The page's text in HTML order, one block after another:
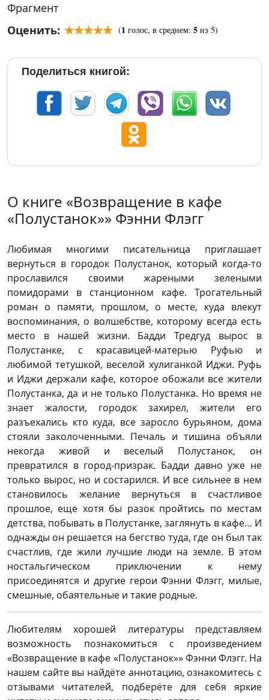
Фрагмент
Оценить:
(1 голос, в среднем: 5 из 5)
Поделиться книгой:
О книге «Возвращение в кафе
«Полустанок»» Фэнни Флэгг
Любимая многими писательница приглашает
вернуться в городок Полустанок, который когда-то
прославился своими жареными зелеными
помидорами в станционном кафе. Трогательный
роман о памяти, прошлом, о месте, куда влекут
воспоминания, о волшебстве, которому всегда есть
место в нашей жизни. Бадди Тредгуд вырос в
Полустанке, с красавицей-матерью Руфью и
любимой тетушкой, веселой хулиганкой Иджи. Руфь
и Иджи держали кафе, которое обожали все жители
Полустанка, да и не только Полустанка. Но время не
знает жалости, городок захирел, жители его
разъехались кто куда, все заросло бурьяном, дома
стояли заколоченными. Печаль и тишина объяли
некогда живой и веселый Полустанок, он
превратился в город-призрак. Бадди давно уже не
только вырос, но и состарился. И все сильнее в нем
становилось желание вернуться в счастливое
прошлое, еще хотя бы разок пройтись по местам
детства, побывать в Полустанке, заглянуть в кафе… И
однажды он решается на бегство туда, где он был так
счастлив, где жили лучшие люди на земле. В этом
ностальгическом приключении к нему
присоединятся и другие герои Фэнни Флэгг, милые,
смешные, обаятельные и такие родные.
Любителям хорошей литературы представляем
возможность познакомиться с произведением
«Возвращение в кафе «Полустанок»» Фэнни Флэгг. На
нашем сайте вы найдёте аннотацию, ознакомитесь с
отзывами читателей, подберёте для себя яркие